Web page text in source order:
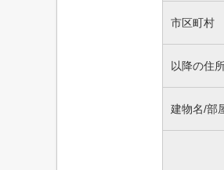
市区町村
以降の住
建物名/部